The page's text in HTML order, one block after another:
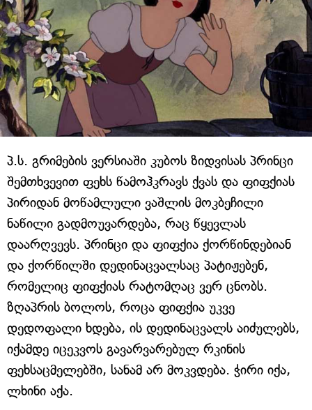
პ.ს. გრიმების ვერსიაში კუბოს ზიდვისას პრინცი
შემთხვევით ფეხს წამოჰკრავს ქვას და ფიფქიას
პირიდან მოწამლული ვაშლის მოკბეჩილი
ნაწილი გადმოუვარდება, რაც წყევლას
დაარღვევს. პრინცი და ფიფქია ქორწინდებიან
და ქორწილში დედინაცვალსაც პატიჟებენ,
რომელიც ფიფქიას რატომღაც ვერ ცნობს.
ზღაპრის ბოლოს, როცა ფიფქია უკვე
დედოფალი ხდება, ის დედინაცვალს აიძულებს,
იქამდე იცეკვოს გავარვარებულ რკინის
ფეხსაცმელებში, სანამ არ მოკვდება. ჭირი იქა,
ლხინი აქა.